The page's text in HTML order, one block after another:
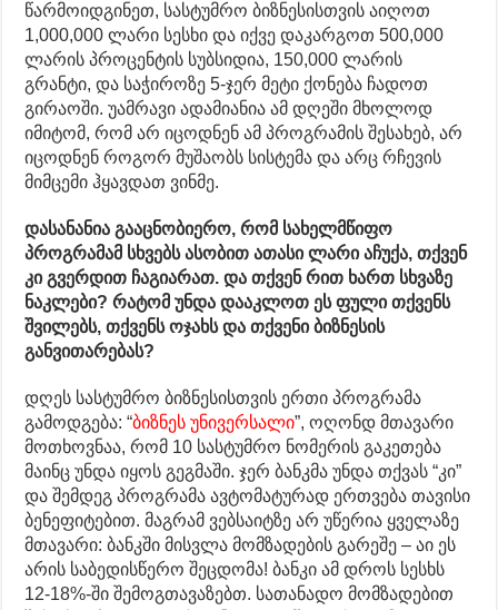
წარმოიდგინეთ, სასტუმრო ბიზნესისთვის აიღოთ
1,000,000 ლარი სესხი და იქვე დაკარგოთ 500,000
ლარის პროცენტის სუბსიდია, 150,000 ლარის
გრანტი, და საჭიროზე 5-ჯერ მეტი ქონება ჩადოთ
გირაოში. უამრავი ადამიანია ამ დღეში მხოლოდ
იმიტომ, რომ არ იცოდნენ ამ პროგრამის შესახებ, არ
იცოდნენ როგორ მუშაობს სისტემა და არც რჩევის
მიმცემი ჰყავდათ ვინმე.
დასანანია გააცნობიერო, რომ სახელმწიფო
პროგრამამ სხვებს ასობით ათასი ლარი აჩუქა, თქვენ
კი გვერდით ჩაგიარათ. და თქვენ რით ხართ სხვაზე
ნაკლები? რატომ უნდა დააკლოთ ეს ფული თქვენს
შვილებს, თქვენს ოჯახს და თქვენი ბიზნესის
განვითარებას?
დღეს სასტუმრო ბიზნესისთვის ერთი პროგრამა
გამოდგება: “ბიზნეს უნივერსალი”, ოღონდ მთავარი
მოთხოვნაა, რომ 10 სასტუმრო ნომერის გაკეთება
მაინც უნდა იყოს გეგმაში. ჯერ ბანკმა უნდა თქვას “კი”
და შემდეგ პროგრამა ავტომატურად ერთვება თავისი
ბენეფიტებით. მაგრამ ვებსაიტზე არ უწერია ყველაზე
მთავარი: ბანკში მისვლა მომზადების გარეშე – აი ეს
არის საბედისწერო შეცდომა! ბანკი ამ დროს სესხს
12-18%-ში შემოგთავაზებთ. სათანადო მომზადებით